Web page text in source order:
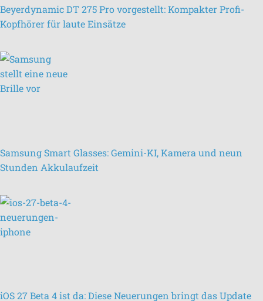
Beyerdynamic DT 275 Pro vorgestellt: Kompakter Profi-
Kopfhörer für laute Einsätze
Samsung Smart Glasses: Gemini-KI, Kamera und neun
Stunden Akkulaufzeit
iOS 27 Beta 4 ist da: Diese Neuerungen bringt das Update